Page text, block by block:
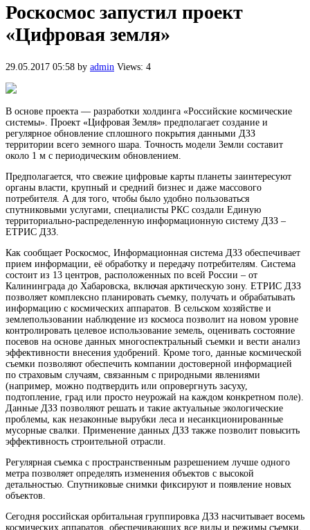
Роскосмос запустил проект
«Цифровая земля»
29.05.2017 05:58 by admin Views: 4
В основе проекта — разработки холдинга «Российские космические
системы». Проект «Цифровая Земля» предполагает создание и
регулярное обновление сплошного покрытия данными ДЗЗ
территории всего земного шара. Точность модели Земли составит
около 1 м с периодическим обновлением.
Предполагается, что свежие цифровые карты планеты заинтересуют
органы власти, крупный и средний бизнес и даже массового
потребителя. А для того, чтобы было удобно пользоваться
спутниковыми услугами, специалисты РКС создали Единую
территориально-распределенную информационную систему ДЗЗ –
ЕТРИС ДЗЗ.
Как сообщает Роскосмос, Информационная система ДЗЗ обеспечивает
прием информации, её обработку и передачу потребителям. Система
состоит из 13 центров, расположенных по всей России – от
Калининграда до Хабаровска, включая арктическую зону. ЕТРИС ДЗЗ
позволяет комплексно планировать съемку, получать и обрабатывать
информацию с космических аппаратов. В сельском хозяйстве и
землепользовании наблюдение из космоса позволит на новом уровне
контролировать целевое использование земель, оценивать состояние
посевов на основе данных многоспектральный съемки и вести анализ
эффективности внесения удобрений. Кроме того, данные космической
съемки позволяют обеспечить компании достоверной информацией
по страховым случаям, связанным с природными явлениями
(например, можно подтвердить или опровергнуть засуху,
подтопление, град или просто неурожай на каждом конкретном поле).
Данные ДЗЗ позволяют решать и такие актуальные экологические
проблемы, как незаконные вырубки леса и несанкционированные
мусорные свалки. Применение данных ДЗЗ также позволит повысить
эффективность строительной отрасли.
Регулярная съемка с пространственным разрешением лучше одного
метра позволяет определять изменения объектов с высокой
детальностью. Спутниковые снимки фиксируют и появление новых
объектов.
Сегодня российская орбитальная группировка ДЗЗ насчитывает восемь
космических аппаратов, обеспечивающих все виды и режимы съемки,